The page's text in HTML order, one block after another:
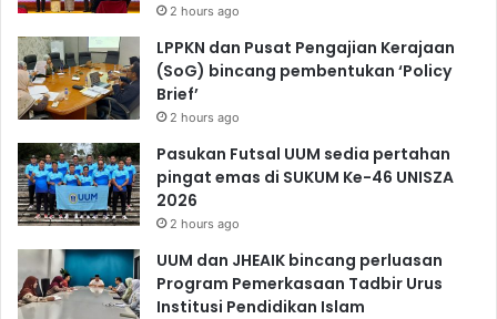
2 hours ago
LPPKN dan Pusat Pengajian Kerajaan
(SoG) bincang pembentukan ‘Policy
Brief’
2 hours ago
Pasukan Futsal UUM sedia pertahan
pingat emas di SUKUM Ke-46 UNISZA
2026
2 hours ago
UUM dan JHEAIK bincang perluasan
Program Pemerkasaan Tadbir Urus
Institusi Pendidikan Islam